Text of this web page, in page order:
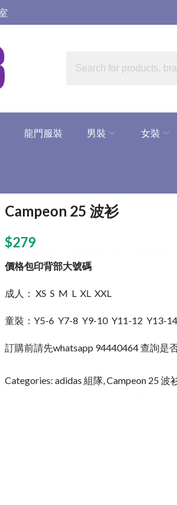
龍門服裝 男裝 女裝
Campeon 25 波衫
$279
價格包印背部大號碼
成人： XS S M L XL XXL
童裝：Y5-6 Y7-8 Y9-10 Y11-12 Y13-14
訂購前請先whatsapp 94440464 查詢是
Categories: adidas 組隊 Campeon 25 波